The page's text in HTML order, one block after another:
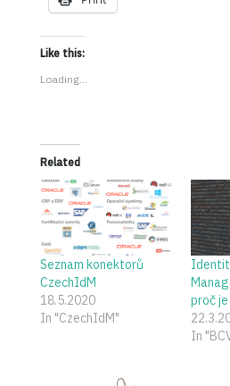
Like this:
Loading...
Related
Seznam konektorů
CzechIdM
18.5.2020
In "CzechIdM"
proč
In